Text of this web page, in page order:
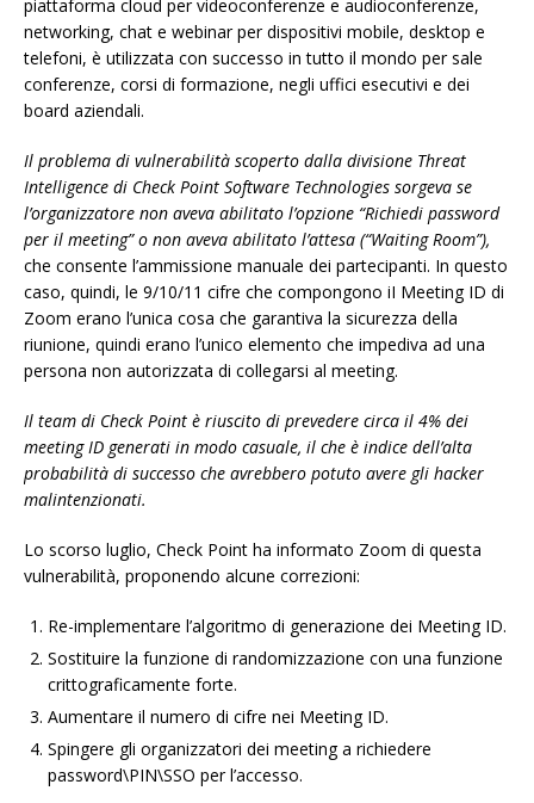
piattaforma cloud per videoconferenze e audioconferenze,
networking, chat e webinar per dispositivi mobile, desktop e
telefoni, è utilizzata con successo in tutto il mondo per sale
conferenze, corsi di formazione, negli uffici esecutivi e dei
board aziendali.
Il problema di vulnerabilità scoperto dalla divisione Threat
Intelligence di Check Point Software Technologies sorgeva se
l’organizzatore non aveva abilitato l’opzione “Richiedi password
per il meeting” o non aveva abilitato l’attesa (“Waiting Room”),
che consente l’ammissione manuale dei partecipanti. In questo
caso, quindi, le 9/10/11 cifre che compongono iI Meeting ID di
Zoom erano l’unica cosa che garantiva la sicurezza della
riunione, quindi erano l’unico elemento che impediva ad una
persona non autorizzata di collegarsi al meeting.
Il team di Check Point è riuscito di prevedere circa il 4% dei
meeting ID generati in modo casuale, il che è indice dell’alta
probabilità di successo che avrebbero potuto avere gli hacker
malintenzionati.
Lo scorso luglio, Check Point ha informato Zoom di questa
vulnerabilità, proponendo alcune correzioni:
Re-implementare l’algoritmo di generazione dei Meeting ID.
Sostituire la funzione di randomizzazione con una funzione
crittograficamente forte.
Aumentare il numero di cifre nei Meeting ID.
Spingere gli organizzatori dei meeting a richiedere
password\PIN\SSO per l’accesso.